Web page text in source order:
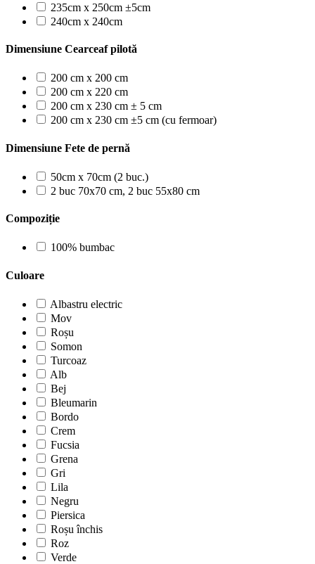
235cm x 250cm ±5cm
240cm x 240cm
Dimensiune Cearceaf pilotă
200 cm x 200 cm
200 cm x 220 cm
200 cm x 230 cm ± 5 cm
200 cm x 230 cm ±5 cm (cu fermoar)
Dimensiune Fete de pernă
50cm x 70cm (2 buc.)
2 buc 70x70 cm, 2 buc 55x80 cm
Compoziție
100% bumbac
Culoare
Albastru electric
Mov
Roșu
Somon
Turcoaz
Alb
Bej
Bleumarin
Bordo
Crem
Fucsia
Grena
Gri
Lila
Negru
Piersica
Roșu închis
Roz
Verde